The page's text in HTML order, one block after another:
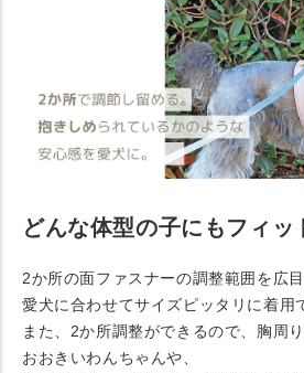
どんな体型の子にもフィッ
2か所の面ファスナーの調整範囲を広
愛犬に合わせてサイズピッタリに着用
また、2か所調整ができるので、胸周
おおきいわんちゃんや、